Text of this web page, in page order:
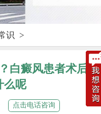
识 >
白癜风患者术后
么呢
点击电话咨询